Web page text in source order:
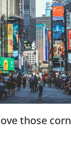
those